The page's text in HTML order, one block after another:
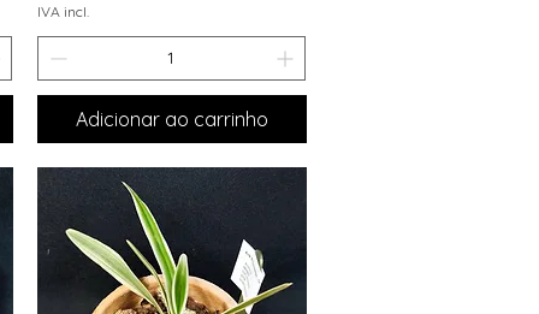
IVA incl.
Adicionar ao carrinho